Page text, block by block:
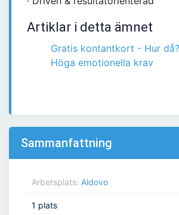
Artiklar i detta ämnet
Gratis kontantkort - Hur då?
Höga emotionella krav
Sammanfattning
Arbetsplats: Aldovo
1 plats